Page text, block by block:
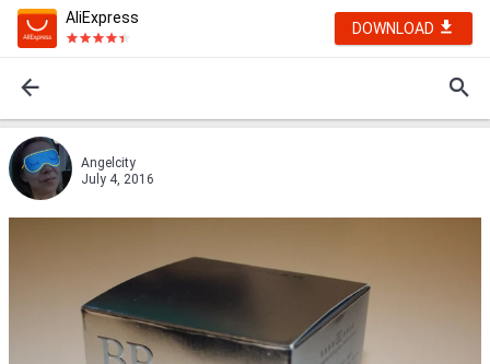
AliExpress
DOWNLOAD
Angelcity
July 4, 2016